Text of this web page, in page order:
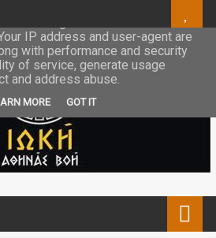
from Google to deliver its services
IP address and user-agent are
with performance and security
of service, generate usage
and address abuse.
MORE GOT IT